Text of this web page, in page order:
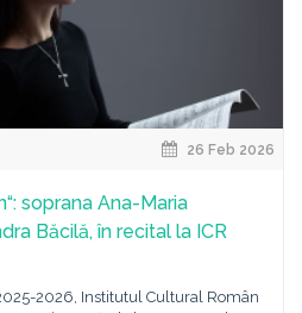
26 Feb 2026
soprana Ana-Maria
Băcilă, în recital la ICR
2026, Institutul Cultural Român